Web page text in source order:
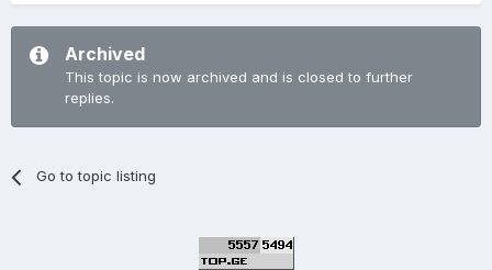
Archived
This topic is now archived and is closed to further
replies.
Go to topic listing